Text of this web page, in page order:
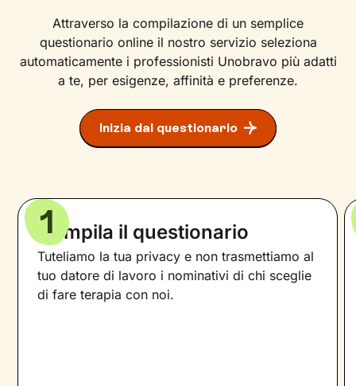
Attraverso la compilazione di un semplice
questionario online il nostro servizio seleziona
automaticamente i professionisti Unobravo più adatti
a te, per esigenze, affinità e preferenze.
Inizia dal questionario
Compila il questionario
Tuteliamo la tua privacy e non trasmettiamo al
tuo datore di lavoro i nominativi di chi sceglie
di fare terapia con noi.
1